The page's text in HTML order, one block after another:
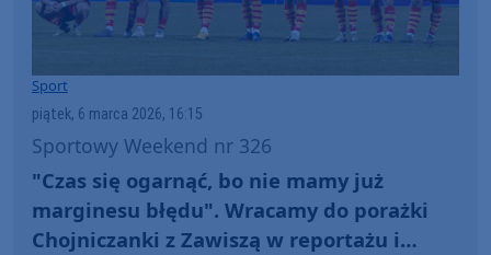
Sport
piątek, 6 marca 2026, 16:15
Sportowy Weekend nr 326
"Czas się ogarnąć, bo nie mamy już
marginesu błędu". Wracamy do porażki
Chojniczanki z Zawiszą w reportażu i